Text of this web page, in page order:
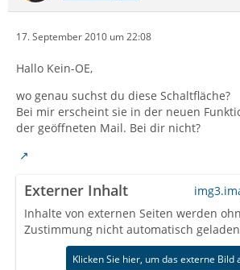
17. September 2010 um 22:08
Hallo Kein-OE,
wo genau suchst du diese Schaltfläche?
Bei mir erscheint sie in der neuen
der geöffneten Mail. Bei dir nicht?
Externer Inhalt
Inhalte von externen Seiten werden
Zustimmung nicht automatisch
Klicken Sie hier, um das externe Bild